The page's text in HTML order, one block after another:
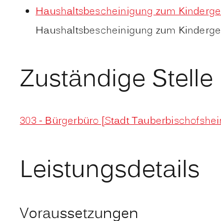
Haushaltsbescheinigung zum
Haushaltsbescheinigung zum
Zuständige Stelle
303 - Bürgerbüro [Stadt
Leistungsdetails
Voraussetzungen